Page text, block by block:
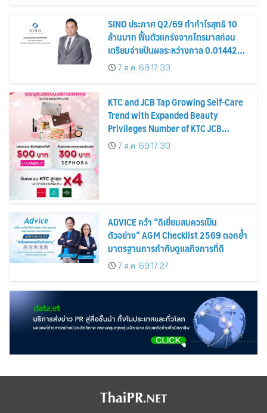
SINO ประกาศ Q2/69 ทำกำไรสุทธิ 10
ล้านบาท ฟื้นตัวแกร่งจากไตรมาสก่อน
เตรียมจ่ายปันผลระหว่างกาล 0.014423
บาทต่อหุ้น ครึ่งปีหลังมุ่งเติบโตต่อเนื่อง
7 ส.ค. 69 17:33
KTC and JCB Tap Growing Self-Care
Trend with Expanded Beauty
Privileges Number of KTC JCB
Cardmembers Spending on
Cosmetics Rises 26%
7 ส.ค. 69 17:30
ADVICE คว้า “ดีเยี่ยมสมควรเป็น
ตัวอย่าง” AGM Checklist 2569 ตอกย้ำ
มาตรฐานการกำกับดูแลกิจการที่ดี
7 ส.ค. 69 17:27